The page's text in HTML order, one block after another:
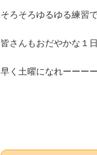
そろそろゆるゆる練習
皆さんもおだやかな１
早く土曜になれーーーー